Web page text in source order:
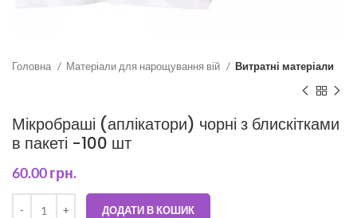
Головна Матеріали для нарощування вій Витратні матеріали
Мікробраші (аплікатори) чорні з блискітками
в пакеті -100 шт
60.00грн.
ДОДАТИ В КОШИК